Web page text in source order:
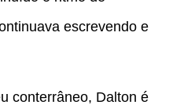
escrevendo e
conterrâneo, Dalton é